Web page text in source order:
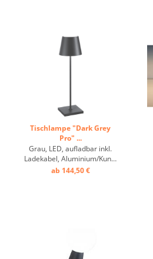
Tischlampe "Dark Grey
Pro" ...
Grau, LED, aufladbar inkl.
Ladekabel, Aluminium/Kunststoff,
ca. 9 h Betrieb, dimmbar ...
ab 144,50 €